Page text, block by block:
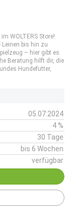
WOLTERS Store!
bis hin zu
– hier gibt es
Beratung hilft dir, die
Hundefutter,
05.07.2024
4 %
30 Tage
bis 6 Wochen
verfügbar